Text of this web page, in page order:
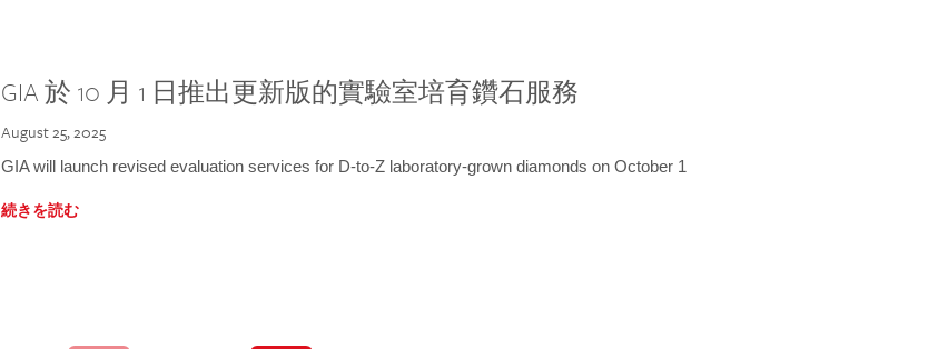
GIA 於 10 月 1 日推出更新版的實驗室培育鑽石服務
August 25, 2025
GIA will launch revised evaluation services for D-to-Z laboratory-grown diamonds on October 1
続きを読む